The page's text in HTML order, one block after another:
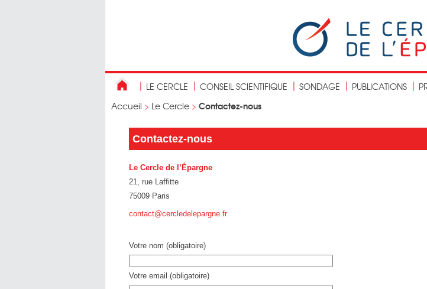
LE CERCLE CONSEIL SCIENTIFIQUE SONDAGE PUBLICATIONS
Accueil > Le Cercle > Contactez-nous
Contactez-nous
Le Cercle de l’Épargne
21, rue Laffitte
75009 Paris
contact@cercledelepargne.fr
Votre nom (obligatoire)
Votre email (obligatoire)